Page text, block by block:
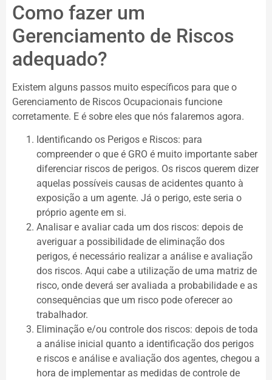
Como fazer um
Gerenciamento de Riscos
adequado?
Existem alguns passos muito específicos para que o
Gerenciamento de Riscos Ocupacionais funcione
corretamente. E é sobre eles que nós falaremos agora.
Identificando os Perigos e Riscos: para
compreender o que é GRO é muito importante saber
diferenciar riscos de perigos. Os riscos querem dizer
aquelas possíveis causas de acidentes quanto à
exposição a um agente. Já o perigo, este seria o
próprio agente em si.
Analisar e avaliar cada um dos riscos: depois de
averiguar a possibilidade de eliminação dos
perigos, é necessário realizar a análise e avaliação
dos riscos. Aqui cabe a utilização de uma matriz de
risco, onde deverá ser avaliada a probabilidade e as
consequências que um risco pode oferecer ao
trabalhador.
Eliminação e/ou controle dos riscos: depois de toda
a análise inicial quanto a identificação dos perigos
e riscos e análise e avaliação dos agentes, chegou a
hora de implementar as medidas de controle de